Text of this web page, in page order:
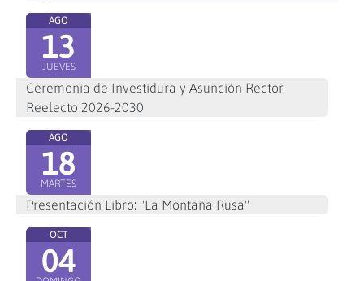
AGO
13
JUEVES
Ceremonia de Investidura y Asunción Rector
Reelecto 2026-2030
AGO
18
MARTES
Presentación Libro: "La Montaña Rusa"
OCT
04